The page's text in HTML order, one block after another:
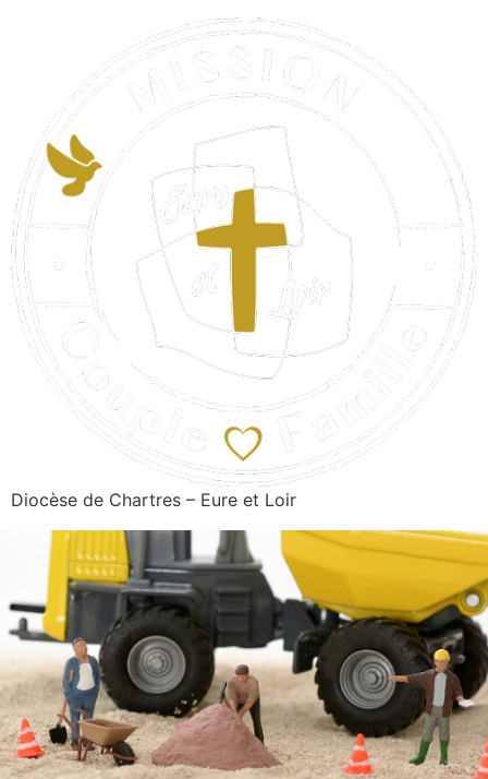
Diocèse de Chartres – Eure et Loir